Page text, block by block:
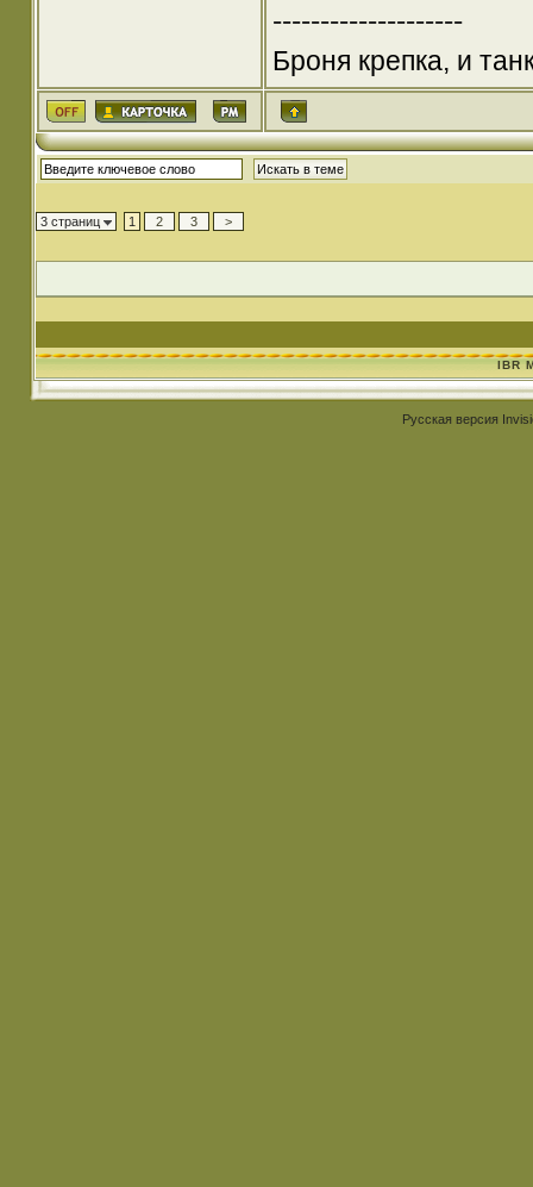
--------------------
Броня крепка, и
3 страниц 1 2 3 >
IBR
Русская версия